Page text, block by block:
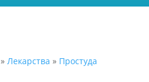
» Лекарства » Простуда